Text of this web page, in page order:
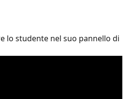
lo studente nel suo pannello di